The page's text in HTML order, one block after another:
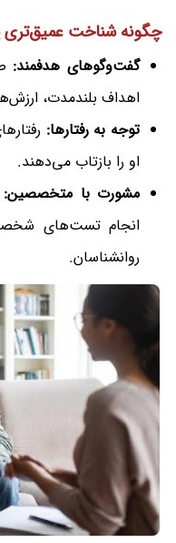
چگونه شناخت عمیق‌تری
گفت‌وگوهای هدفمند:
اهداف بلندمدت،
توجه به رفتارها:
او را بازتاب می‌دهند.
مشورت با متخصصین:
انجام تست‌های
روانشناسان.